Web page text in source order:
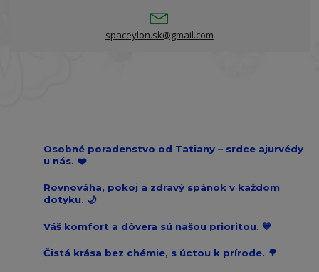
spaceylon.sk@gmail.com
Osobné poradenstvo od Tatiany – srdce ajurvédy
u nás. ❤️
Rovnováha, pokoj a zdravý spánok v každom
dotyku. 🌙
Váš komfort a dôvera sú našou prioritou. 💙
Čistá krása bez chémie, s úctou k prírode. 🌳